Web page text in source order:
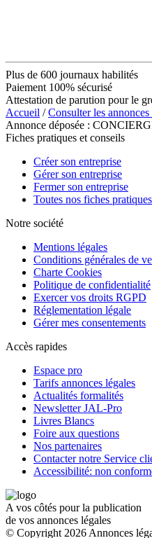
Plus de 600 journaux habilités
Paiement 100% sécurisé
Attestation de parution pour le
Accueil /Consulter les annonces
Annonce déposée :
Fiches pratiques et conseils
Créer son entreprise
Gérer son entreprise
Fermer son entreprise
Toutes nos fiches pratiques
Notre société
Mentions légales
Conditions générales de
Charte Cookies
Politique de confidentialité
Exercer vos droits RGPD
Réglementation légale
Gérer mes consentements
Accès rapides
Espace pro
Tarifs annonces légales
Actualités formalités
Newsletter JAL-Pro
Livres Blancs
Foire aux questions
Nos partenaires
Contacter notre Service
Accessibilité: non
A vos côtés pour la publication
de vos annonces légales
© Copyright 2026 Annonces